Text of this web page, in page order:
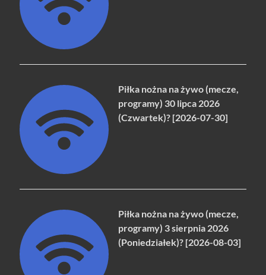
Piłka nożna na żywo (mecze,
programy) 30 lipca 2026
(Czwartek)? [2026-07-30]
Piłka nożna na żywo (mecze,
programy) 3 sierpnia 2026
(Poniedziałek)? [2026-08-03]